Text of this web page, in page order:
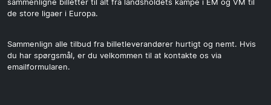
sammenligne billetter til alt fra landsholdets kampe i EM og VM til
de store ligaer i Europa.
Sammenlign alle tilbud fra billetleverandører hurtigt og nemt. Hvis
du har spørgsmål, er du velkommen til at kontakte os via
emailformularen.